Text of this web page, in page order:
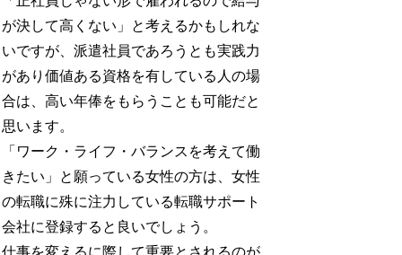
が決して高くない」と考えるかもしれな
いですが、派遣社員であろうとも実践力
があり価値ある資格を有している人の場
合は、高い年俸をもらうことも可能だと
思います。
「ワーク・ライフ・バランスを考えて働
きたい」と願っている女性の方は、女性
の転職に殊に注力している転職サポート
会社に登録すると良いでしょう。